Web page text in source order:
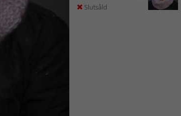
Slutsåld